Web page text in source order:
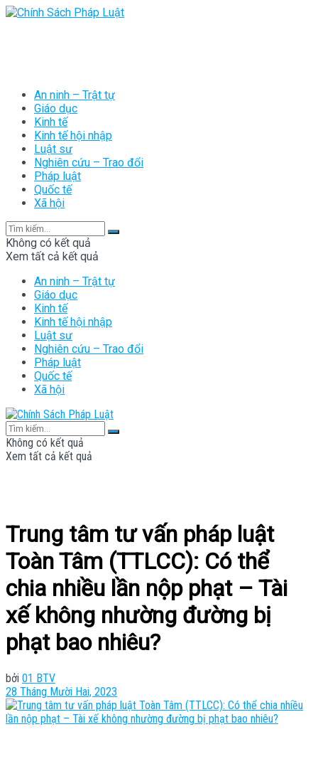
An ninh – Trật tự
Giáo dục
Kinh tế
Kinh tế hội nhập
Luật sư
Nghiên cứu – Trao đổi
Pháp luật
Quốc tế
Xã hội
Không có kết quả
Xem tất cả kết quả
An ninh – Trật tự
Giáo dục
Kinh tế
Kinh tế hội nhập
Luật sư
Nghiên cứu – Trao đổi
Pháp luật
Quốc tế
Xã hội
Không có kết quả
Xem tất cả kết quả
Trung tâm tư vấn pháp luật
Toàn Tâm (TTLCC): Có thể
chia nhiều lần nộp phạt – Tài
xế không nhường đường bị
phạt bao nhiêu?
bởi 01 BTV
28 Tháng Mười Hai, 2023